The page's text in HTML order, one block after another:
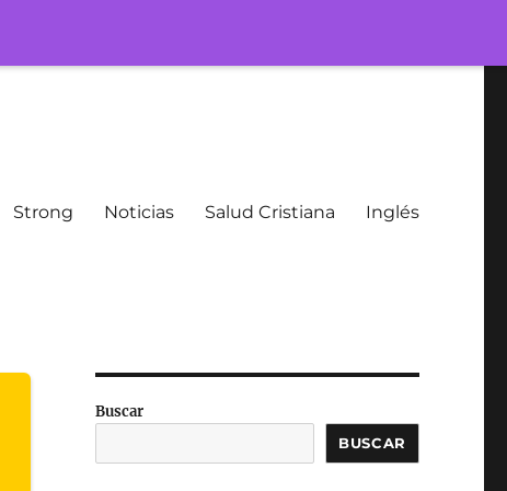
Strong Noticias Salud Cristiana Inglés
Buscar
BUSCAR